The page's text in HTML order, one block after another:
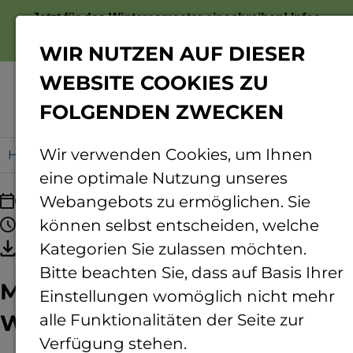
Jetzt für das Wintersemester einschreiben!Infos
Home Maus-Türöffnertag „Kleine Wunder“
03.10.2026
09:30 - 15:00 Uhr
Termin speichern
Maus-Türöffnertag „Kleine
Wunder“
WIR NUTZEN AUF DIESER
WEBSITE COOKIES ZU
FOLGENDEN ZWECKEN
Wir verwenden Cookies, um Ihnen
eine optimale Nutzung unseres
Webangebots zu ermöglichen. Sie
können selbst entscheiden, welche
Kategorien Sie zulassen möchten.
Bitte beachten Sie, dass auf Basis Ihrer
Einstellungen womöglich nicht mehr
alle Funktionalitäten der Seite zur
Verfügung stehen.